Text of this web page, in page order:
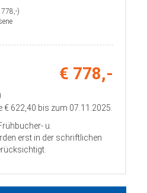
)
€ 778,-
€ 622,40 bis zum 07.11.2025.
u.
erst in der schriftlichen